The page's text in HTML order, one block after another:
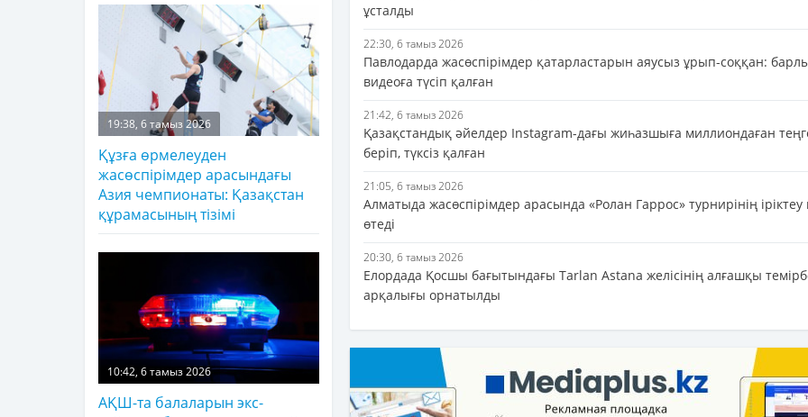
ұсталды
22:30, 6 тамыз 2026
Павлодарда жасөспірімдер қатарластарын аяусыз ұрып-соққан:
видеоға түсіп қалған
21:42, 6 тамыз 2026
Қазақстандық әйелдер Instagram-дағы жиһазшыға миллиондаған
беріп, түксіз қалған
21:05, 6 тамыз 2026
Алматыда жасөспірімдер арасында «Ролан Гаррос» турнирінің іріктеу
өтеді
20:30, 6 тамыз 2026
Елордада Қосшы бағытындағы Tarlan Astana желісінің алғашқы
арқалығы орнатылды
19:38, 6 тамыз 2026
Құзға өрмелеуден
жасөспірімдер арасындағы
Азия чемпионаты: Қазақстан
құрамасының тізімі
10:42, 6 тамыз 2026
АҚШ-та балаларын экс-